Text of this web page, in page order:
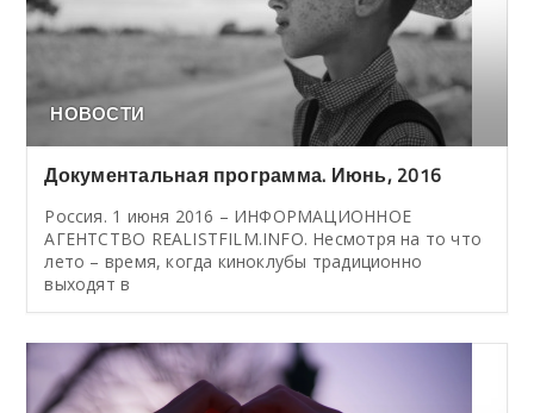
НОВОСТИ
Документальная программа. Июнь, 2016
Россия. 1 июня 2016 – ИНФОРМАЦИОННОЕ
АГЕНТСТВО REALISTFILM.INFO. Несмотря на то что
лето – время, когда киноклубы традиционно
выходят в